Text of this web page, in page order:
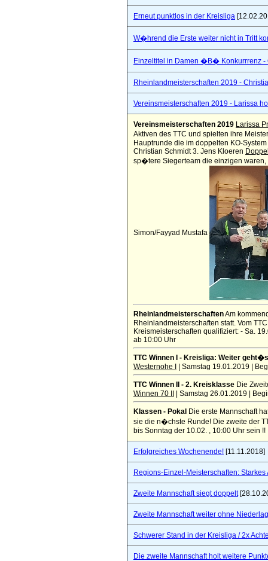
Erneut punktlos in der Kreisliga
W�hrend die Erste weiter nicht in Tritt
Einzeltitel in Damen �B� Konkurrrenz
Rheinlandmeisterschaften 2019 -
Vereinsmeisterschaften 2019 - Larissa
Vereinsmeisterschaften 2019 Larissa
Aktiven des TTC und spielten ihre
Hauptrunde die im doppelten KO-
Christian Schmidt 3. Jens Kloeren
sp�tere Siegerteam die einzigen waren,
Simon/Fayyad Mustafa
RheinlandmeisterschaftenAm
Rheinlandmeisterschaften statt. Vom
Kreismeisterschaften qualifiziert: - Sa.
ab 10:00 Uhr
TTC Winnen I - Kreisliga: Weiter
Westernohe I
| Samstag 19.01.2019 |
TTC Winnen II - 2. Kreisklasse Die
Winnen 70 II
| Samstag 26.01.2019 |
Klassen - Pokal Die erste Mannschaft
sie die n�chste Runde! Die zweite der
bis Sonntag der 10.02. , 10:00 Uhr sein
Erfolgreiches Wochenende! [11.11.2018]
Regions-Einzel-Meisterschaften:
Zweite Mannschaft siegt doppelt
Zweite Mannschaft weiter ohne
Schwerer Stand in der Kreisliga / 2x
Die zweite Mannschaft holt weitere